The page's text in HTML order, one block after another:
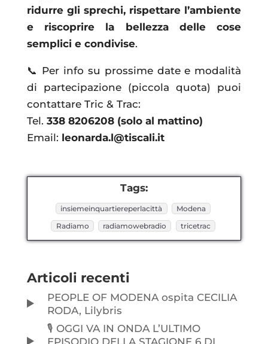
ridurre gli sprechi, rispettare l’ambiente
e riscoprire la bellezza delle cose
semplici e condivise.
📞 Per info su prossime date e modalità
di partecipazione (piccola quota) puoi
contattare Tric & Trac:
Tel. 338 8206208 (solo al mattino)
Email: leonarda.l@tiscali.it
Tags:
insiemeinquartiereperlacittà
Modena
Radiamo
radiamowebradio tricetrac
Articoli recenti
PEOPLE OF MODENA ospita CECILIA
RODA, Lilybris
🎙️ OGGI VA IN ONDA L’ULTIMO